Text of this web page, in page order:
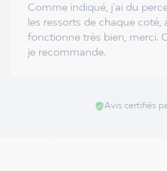
Comme indiqué, j'ai du
les ressorts de chaque coté,
fonctionne très bien, merci.
je recommande.
verified_userAvis certifiés